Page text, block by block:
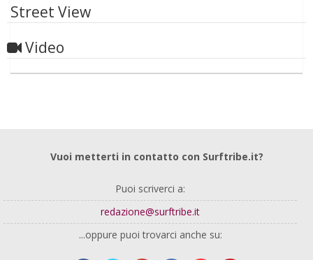
Street View
Video
Vuoi metterti in contatto con Surftribe.it?
Puoi scriverci a:
redazione@surftribe.it
...oppure puoi trovarci anche su: